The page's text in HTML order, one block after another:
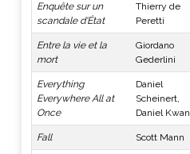
Enquête sur un
scandale d'État
Thierry de
Peretti
Entre la vie et la
mort
Giordano
Gederlini
Everything
Everywhere All at
Once
Daniel
Scheinert,
Daniel Kwan
Fall Scott Mann